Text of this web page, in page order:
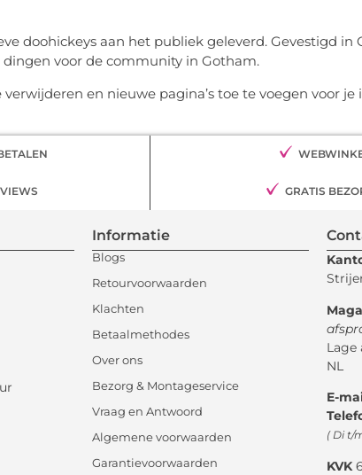
doohickeys aan het publiek geleverd. Gevestigd in
voor de community in Gotham.
en nieuwe pagina’s toe te voegen voor je
GRATIS
Informatie
Blogs
Retourvoorwaarden
Klachten
Betaalmethodes
Over ons
Bezorg & Montageservice
Vraag en Antwoord
Algemene voorwaarden
Garantievoorwaarden
Lage
NL
E-
( Di t/
KVK